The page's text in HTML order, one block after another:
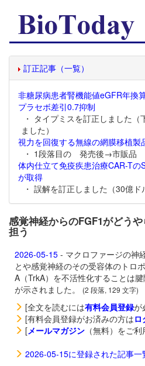
訂正記事（一覧）
非糖尿病患者腎機能値eGFR年換
プラセボ差引0.7抑制
・ タイプミスを訂正しました
ました）
視力を回復する無線の網膜移植製
・ 1段落目の 発売後→市販品
体内仕立て免疫疾患治療CAR-Tの
が取得
・ 誤解を訂正しました（30億
感覚神経からのFGF1がどう
担う
2026-05-15 - マクロファージの神
とや感覚神経のその受容体のトロ
A（TrkA）を不活性化することは
が示されました。
(2 段落, 129 文字)
[全文を読むには有料会員登録が
[有料会員登録がお済みの方はロ
[メールマガジン （無料）をご
2026-05-15に登録された記事一